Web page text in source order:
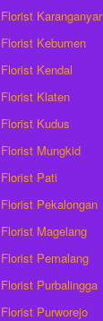
Florist Karanganyar
Florist Kebumen
Florist Kendal
Florist Klaten
Florist Kudus
Florist Mungkid
Florist Pati
Florist Pekalongan
Florist Magelang
Florist Pemalang
Florist Purbalingga
Florist Purworejo